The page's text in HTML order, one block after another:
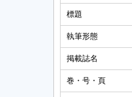
標題
執筆形態
掲載誌名
巻・号・頁